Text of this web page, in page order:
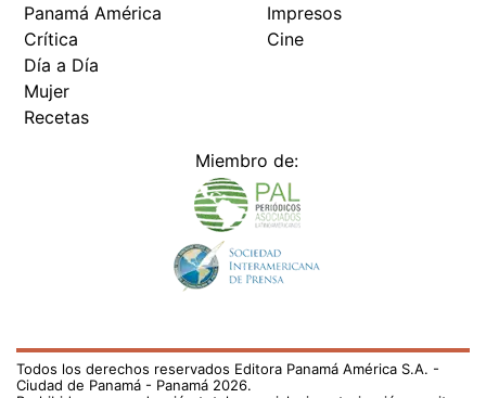
Panamá América
Crítica
Día a Día
Mujer
Recetas
Impresos
Cine
Miembro de:
Todos los derechos reservados Editora Panamá América S.A. -
Ciudad de Panamá - Panamá 2026.